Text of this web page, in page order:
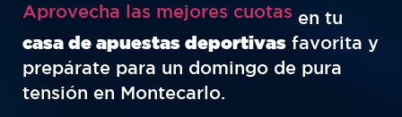
Aprovecha las mejores cuotas en tu
casa de apuestas deportivas favorita y
prepárate para un domingo de pura
tensión en Montecarlo.